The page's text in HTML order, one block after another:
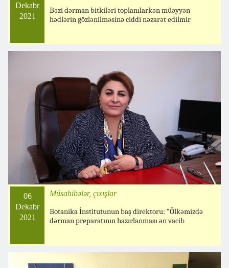
Dekabr
2021
Bəzi dərman bitkiləri toplanılarkən müəyyən
hədlərin gözlənilməsinə ciddi nəzarət edilmir
06
Dekabr
2021
Müsahibələr, çıxışlar
Botanika İnstitutunun baş direktoru: “Ölkəmizdə
dərman preparatının hazırlanması ən vacib